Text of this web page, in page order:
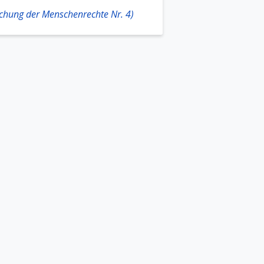
der Menschenrechte Nr. 4)